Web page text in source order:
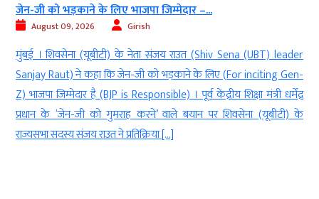
जेन-जी को भड़काने के लिए भाजपा जिम्मेदार –...
August 09, 2026 Girish
मुंबई । शिवसेना (यूबीटी) के नेता संजय राउत (Shiv Sena (UBT) leader
Sanjay Raut) ने कहा कि जेन-जी को भड़काने के लिए (For inciting Gen-
Z) भाजपा जिम्मेदार है (BJP is Responsible) । पूर्व केंद्रीय शिक्षा मंत्री धर्मेंद्र
प्रधान के ‘जेन-जी को गुमराह करने’ वाले बयान पर शिवसेना (यूबीटी) के
राज्यसभा सदस्य संजय राउत ने प्रतिक्रिया […]